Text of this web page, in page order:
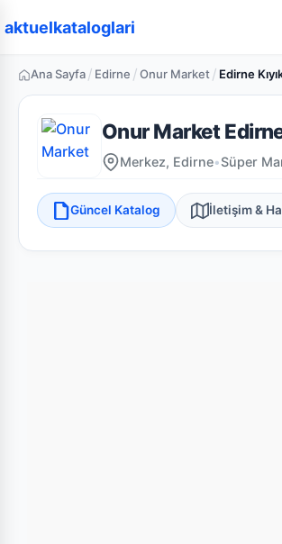
aktuelkataloglari
Ana Sayfa/ Edirne /Onur Market/ Edirne
Onur Market Edirne
Merkez, Edirne•Süper
Güncel Katalog İletişim &